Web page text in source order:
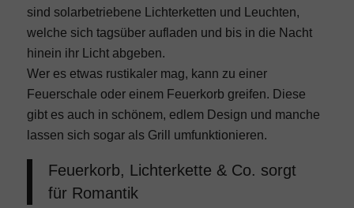
sind solarbetriebene Lichterketten und Leuchten,
welche sich tagsüber aufladen und bis in die Nacht
hinein ihr Licht abgeben.
Wer es etwas rustikaler mag, kann zu einer
Feuerschale oder einem Feuerkorb greifen. Diese
gibt es auch in schönem, edlem Design und manche
lassen sich sogar als Grill umfunktionieren.
Feuerkorb, Lichterkette & Co. sorgt
für Romantik